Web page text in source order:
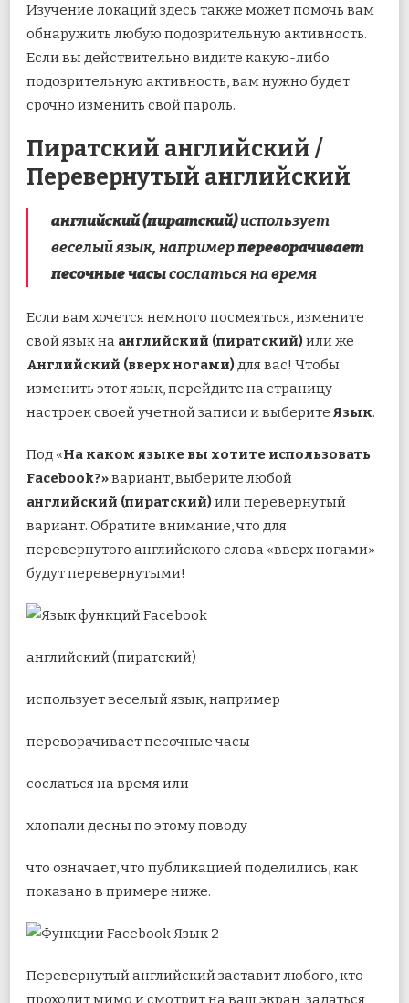
Изучение локаций здесь также может помочь вам
обнаружить любую подозрительную активность.
Если вы действительно видите какую-либо
подозрительную активность, вам нужно будет
срочно изменить свой пароль.
Пиратский английский /
Перевернутый английский
английский (пиратский)использует
веселый язык, напримерпереворачивает
песочные часысослаться на время
Если вам хочется немного посмеяться, измените
свой язык на английский (пиратский)или же
Английский (вверх ногами)для вас! Чтобы
изменить этот язык, перейдите на страницу
настроек своей учетной записи и выберите Язык.
Под «На каком языке вы хотите использовать
Facebook?»вариант, выберите любой
английский (пиратский)или перевернутый
вариант. Обратите внимание, что для
перевернутого английского слова «вверх ногами»
будут перевернутыми!
английский (пиратский)
использует веселый язык, например
переворачивает песочные часы
сослаться на время или
хлопали десны по этому поводу
что означает, что публикацией поделились, как
показано в примере ниже.
Перевернутый английский заставит любого, кто
проходит мимо и смотрит на ваш экран, задаться